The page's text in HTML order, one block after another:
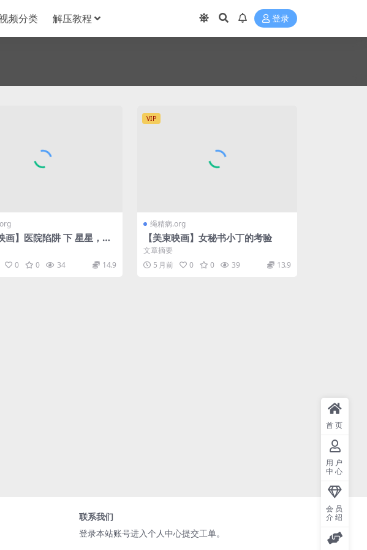
频分类 解压教程 登录
画】医院陷阱 下 星星，小
0 0 34 14.9
VIP
绳精病.org
【美束映画】女秘书小丁的考验
文章摘要
5 月前
0 0 39 13.9
联系我们
登录本站账号进入个人中心提交工单。
首页
用户
中心
会员
介绍